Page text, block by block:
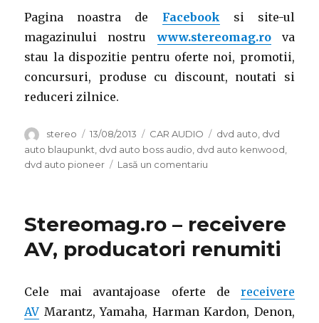
Pagina noastra de Facebook si site-ul
magazinului nostruwww.stereomag.rova
stau la dispozitie pentru oferte noi, promotii,
concursuri, produse cu discount, noutati si
reduceri zilnice.
Autor
stereo
Publicat
pe
13/08/2013 Categorii
CAR AUDIO Etichete
dvd auto, dvd
auto blaupunkt dvd auto boss audio dvd auto kenwood
dvd auto pioneer
Lasă un comentariu
investitie
pentru
Stereomag.ro – receivere
AV, producatori renumiti
Cele mai avantajoase oferte de receivere
AV Marantz, Yamaha, Harman Kardon, Denon,